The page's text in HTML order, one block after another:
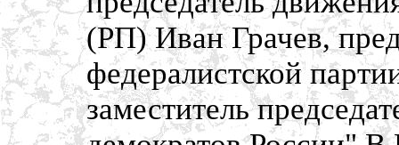
(РП) Иван Грачев,
федералистской
заместитель